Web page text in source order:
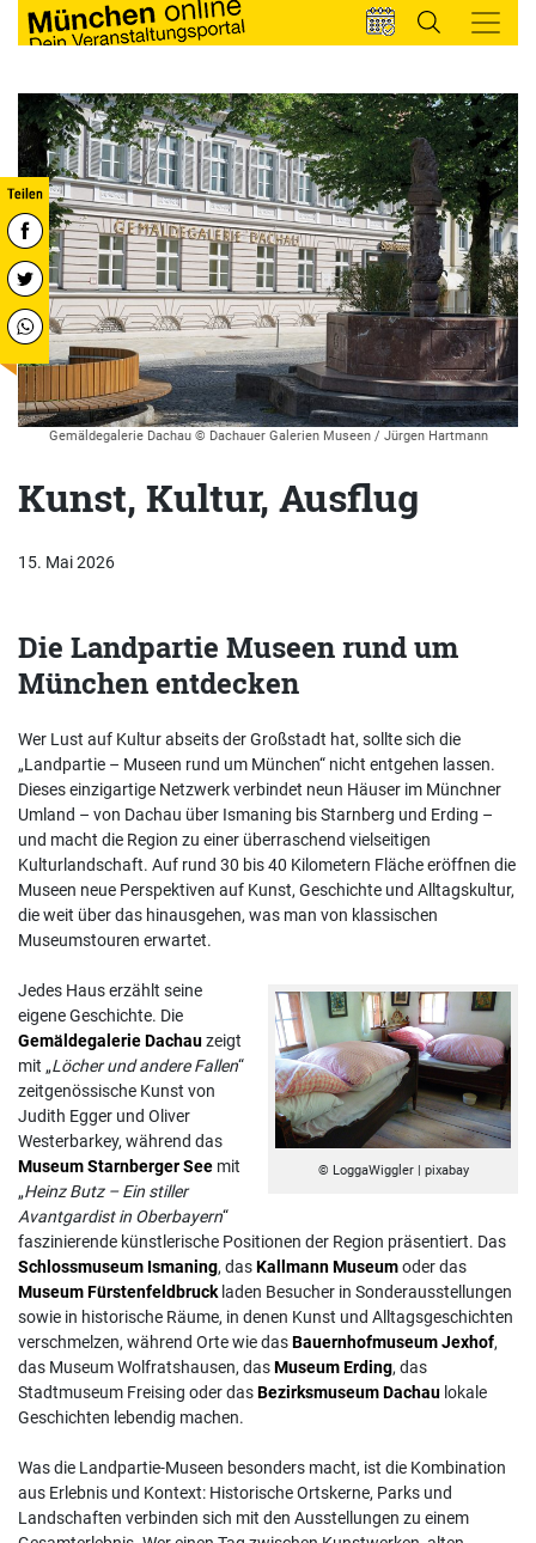
Gemäldegalerie Dachau © Dachauer Galerien Museen / Jürgen Hartmann
Kunst, Kultur, Ausflug
15. Mai 2026
Die Landpartie Museen rund um
München entdecken
Wer Lust auf Kultur abseits der Großstadt hat, sollte sich die
„Landpartie – Museen rund um München“ nicht entgehen lassen.
Dieses einzigartige Netzwerk verbindet neun Häuser im Münchner
Umland – von Dachau über Ismaning bis Starnberg und Erding –
und macht die Region zu einer überraschend vielseitigen
Kulturlandschaft. Auf rund 30 bis 40 Kilometern Fläche eröffnen die
Museen neue Perspektiven auf Kunst, Geschichte und Alltagskultur,
die weit über das hinausgehen, was man von klassischen
Museumstouren erwartet.
© LoggaWiggler | pixabay
Jedes Haus erzählt seine
eigene Geschichte. Die
Gemäldegalerie Dachauzeigt
mit „Löcher und andere Fallen“
zeitgenössische Kunst von
Judith Egger und Oliver
Westerbarkey, während das
Museum Starnberger See mit
„Heinz Butz – Ein stiller
Avantgardist in Oberbayern“
faszinierende künstlerische Positionen der Region präsentiert. Das
Schlossmuseum Ismaning, dasKallmann Museumoder das
Museum Fürstenfeldbruck laden Besucher in Sonderausstellungen
sowie in historische Räume, in denen Kunst und Alltagsgeschichten
verschmelzen, während Orte wie dasBauernhofmuseum Jexhof,
das Museum Wolfratshausen, dasMuseum Erding, das
Stadtmuseum Freising oder dasBezirksmuseum Dachau lokale
Geschichten lebendig machen.
Was die Landpartie-Museen besonders macht, ist die Kombination
aus Erlebnis und Kontext: Historische Ortskerne, Parks und
Landschaften verbinden sich mit den Ausstellungen zu einem